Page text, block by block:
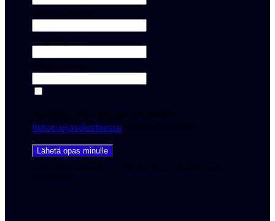
Sähköpostiosoite
Yrityksen nimi
Puhelinnumero
Hyväksyn että tietojani käsitellään
tietosuojaselosteessa mainitulla tavalla.
Lähetä opas minulle
Emme lähetä roskapostia tai käytä osoitettasi mihinkään muuhun
tarkoitukseen.